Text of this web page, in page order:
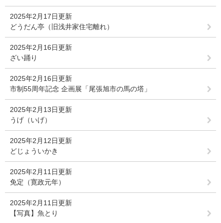
2025年2月17日更新
どうだん亭（旧浅井家住宅離れ）
2025年2月16日更新
ざい踊り
2025年2月16日更新
市制55周年記念 企画展「尾張旭市の馬の塔」
2025年2月13日更新
うげ（いげ）
2025年2月12日更新
どじょういかき
2025年2月11日更新
免定（寛政元年）
2025年2月11日更新
【写真】魚とり